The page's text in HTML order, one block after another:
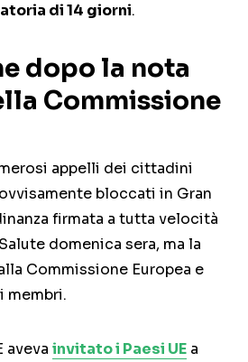
di 14 giorni.
dopo la nota
Commissione
appelli dei cittadini
bloccati in Gran
firmata a tutta velocità
domenica sera, ma la
Commissione Europea e
membri.
aveva invitato i Paesi UE a